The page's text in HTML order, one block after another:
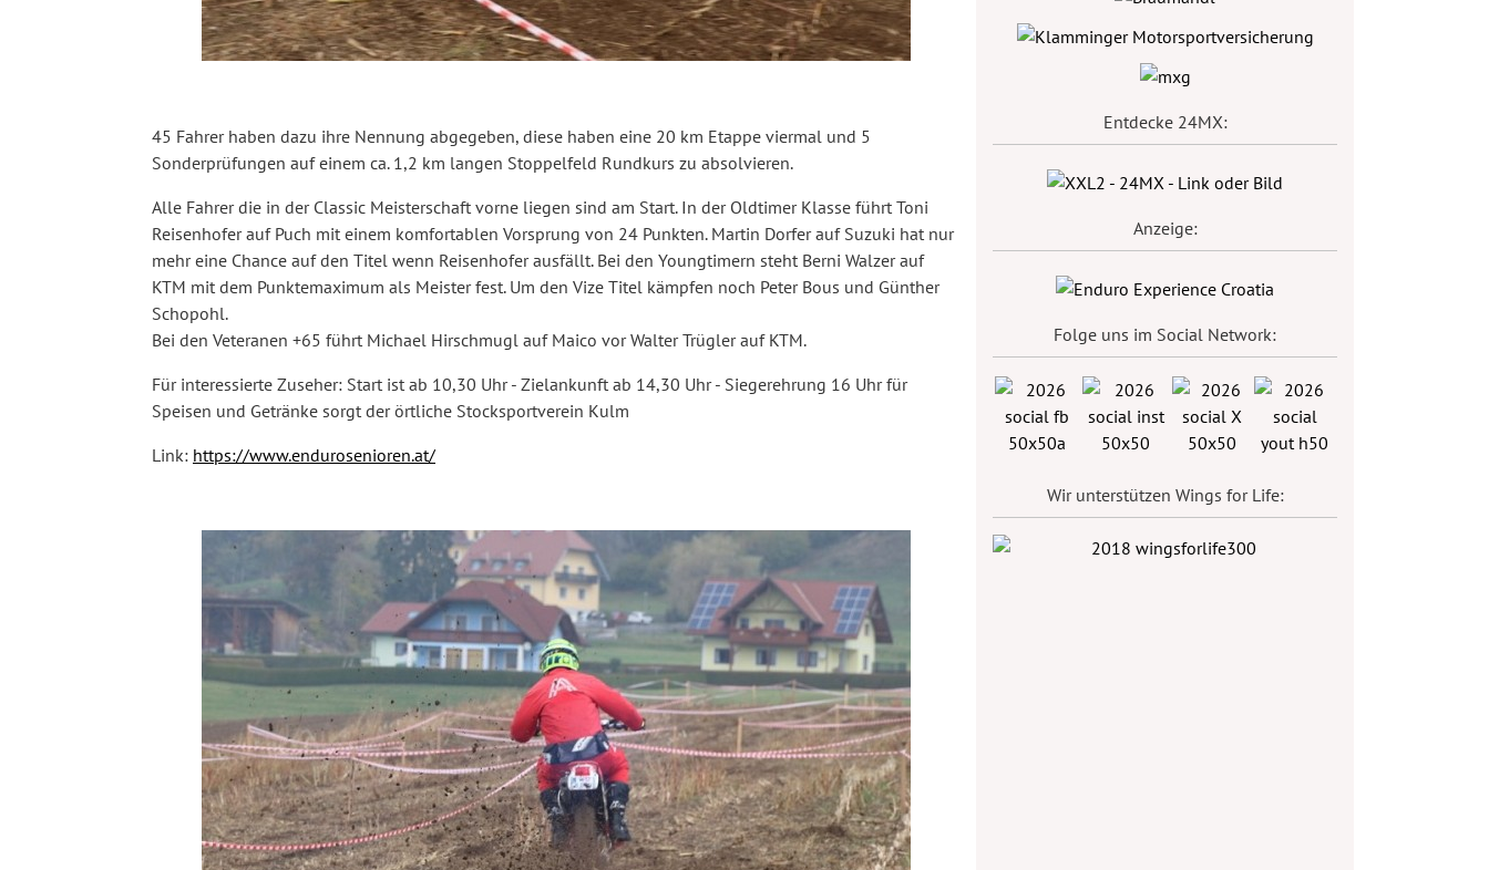
45 Fahrer haben dazu ihre Nennung abgegeben, diese haben eine 20 km Etappe viermal und 5
Sonderprüfungen auf einem ca. 1,2 km langen Stoppelfeld Rundkurs zu absolvieren.
Alle Fahrer die in der Classic Meisterschaft vorne liegen sind am Start. In der Oldtimer Klasse führt Toni
Reisenhofer auf Puch mit einem komfortablen Vorsprung von 24 Punkten. Martin Dorfer auf Suzuki hat nur
mehr eine Chance auf den Titel wenn Reisenhofer ausfällt. Bei den Youngtimern steht Berni Walzer auf
KTM mit dem Punktemaximum als Meister fest. Um den Vize Titel kämpfen noch Peter Bous und Günther
Schopohl.
Bei den Veteranen +65 führt Michael Hirschmugl auf Maico vor Walter Trügler auf KTM.
Für interessierte Zuseher: Start ist ab 10,30 Uhr - Zielankunft ab 14,30 Uhr - Siegerehrung 16 Uhr für
Speisen und Getränke sorgt der örtliche Stocksportverein Kulm
Link: https://www.endurosenioren.at/
Entdecke 24MX:
Anzeige:
Folge uns im Social Network:
Wir unterstützen Wings for Life: